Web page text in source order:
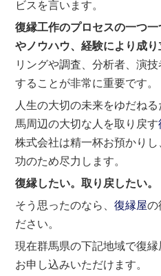
ビスを言います。
復縁工作のプロセスの一つ
やノウハウ、経験により成り
リングや調査、分析者、演
することが非常に重要です。
人生の大切の未来をゆだね
馬周辺の大切な人を取り戻す
株式会社は精一杯お預かり
功のため尽力します。
復縁したい。取り戻したい。
そう思ったのなら、復縁屋の
ださい。
現在群馬県の下記地域で復
お申し込みいただけます。